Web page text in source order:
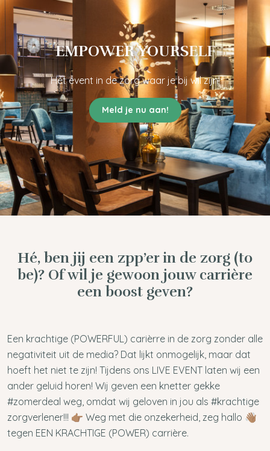
EMPOWER YOURSELF
Hét event in de zorg waar je bij wil zijn!
Meld je nu aan!
Hé, ben jij een zpp’er in de zorg (to
be)? Of wil je gewoon jouw carrière
een boost geven?
Een krachtige (POWERFUL) carièrre in de zorg zonder alle
negativiteit uit de media? Dat lijkt onmogelijk, maar dat
hoeft het niet te zijn! Tijdens ons LIVE EVENT laten wij een
ander geluid horen! Wij geven een knetter gekke
#zomerdeal weg, omdat wij geloven in jou als #krachtige
zorgverlener!!! 👉🏽 Weg met die onzekerheid, zeg hallo 👋🏽
tegen EEN KRACHTIGE (POWER) carrière.